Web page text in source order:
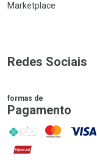
Marketplace
Redes Sociais
formas de
Pagamento
PIX MasterCard
VISA
Hipercard